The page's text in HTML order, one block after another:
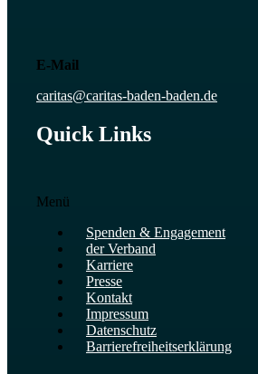
E-Mail
caritas@caritas-baden-baden.de
Quick Links
Menü
Spenden & Engagement
der Verband
Karriere
Presse
Kontakt
Impressum
Datenschutz
Barrierefreiheits­erklärung